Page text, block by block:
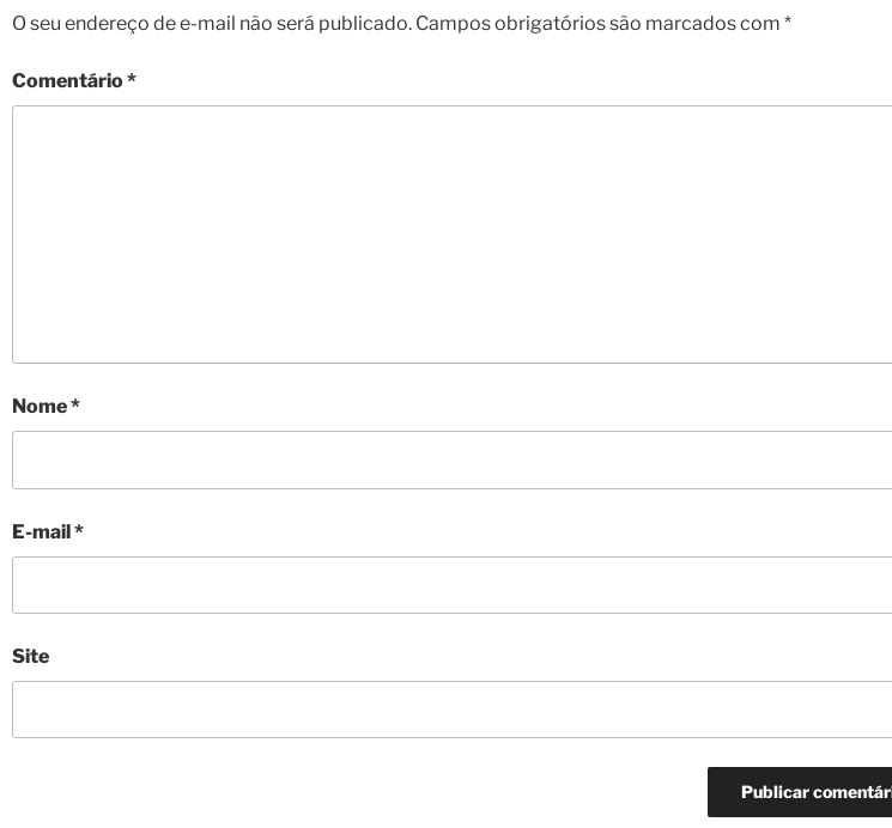
O seu endereço de e-mail não será publicado. Campos obrigatórios são marcados com *
Comentário*
Nome*
E-mail*
Site